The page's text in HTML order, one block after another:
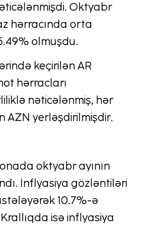
Oktyabr
hərracında orta
olmuşdu.
keçirilən AR
hərracları
nəticələnmiş, hər
AZN yerləşdirilmişdir.
oktyabr ayının
İnflyasiya gözləntiləri
10.7%-ə
isə inflyasiya